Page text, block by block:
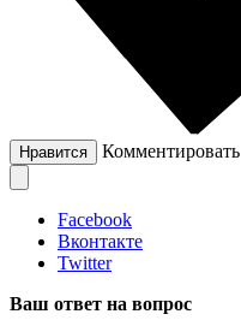
Нравится Комментировать
Facebook
Вконтакте
Twitter
Ваш ответ на вопрос